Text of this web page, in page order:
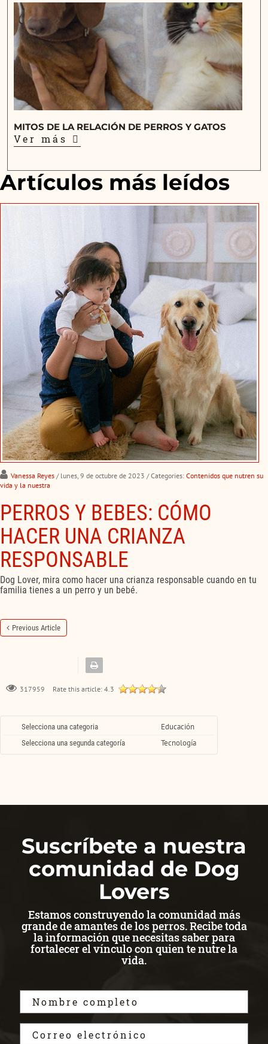
MITOS DE LA RELACIÓN DE PERROS Y GATOS
Ver más
Artículos más leídos
Vanessa Reyes / lunes, 9 de octubre de 2023 / Categories: Contenidos que nutren su
vida y la nuestra
PERROS Y BEBES: CÓMO
HACER UNA CRIANZA
RESPONSABLE
Dog Lover, mira como hacer una crianza responsable cuando en tu
familia tienes a un perro y un bebé.
Previous Article
317959 Rate this article: 4.3
Selecciona una categoria Educación
Selecciona una segunda categoría Tecnología
Suscríbete a nuestra
comunidad de Dog
Lovers
Estamos construyendo la comunidad más
grande de amantes de los perros. Recibe toda
la información que necesitas saber para
fortalecer el vínculo con quien te nutre la
vida.